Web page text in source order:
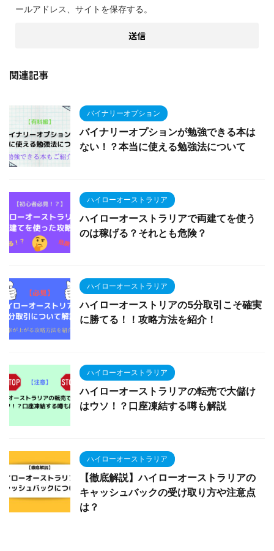
ールアドレス、サイトを保存する。
関連記事
バイナリーオプション
バイナリーオプションが勉強できる本は
ない！？本当に使える勉強法について
ハイローオーストラリア
ハイローオーストラリアで両建てを使う
のは稼げる？それとも危険？
ハイローオーストラリア
ハイローオーストリアの5分取引こそ確実
に勝てる！！攻略方法を紹介！
ハイローオーストラリア
ハイローオーストラリアの転売で大儲け
はウソ！？口座凍結する噂も解説
ハイローオーストラリア
【徹底解説】ハイローオーストラリアの
キャッシュバックの受け取り方や注意点
は？